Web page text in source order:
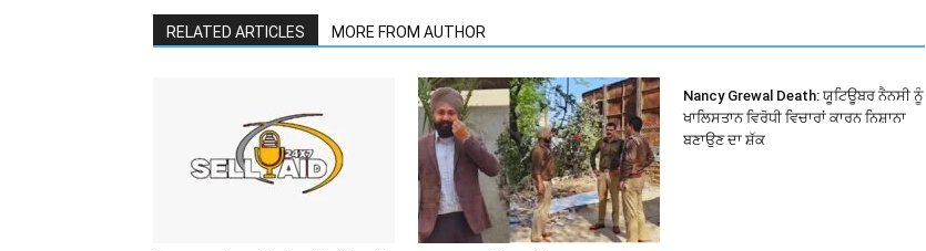
RELATED ARTICLES MORE FROM AUTHOR
Nancy Grewal Death: ਯੂਟਿਊਬਰ ਨੈਨਸੀ ਨੂੰ
ਖਾਲਿਸਤਾਨ ਵਿਰੋਧੀ ਵਿਚਾਰਾਂ ਕਾਰਨ ਨਿਸ਼ਾਨਾ
ਬਣਾਉਣ ਦਾ ਸ਼ੱਕ